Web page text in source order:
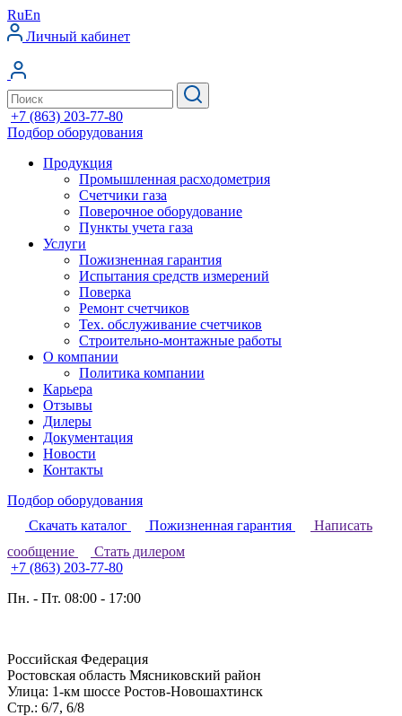
RuEn
Личный кабинет
+7 (863) 203-77-80
Подбор оборудования
Продукция
Промышленная расходометрия
Счетчики газа
Поверочное оборудование
Пункты учета газа
Услуги
Пожизненная гарантия
Испытания средств измерений
Поверка
Ремонт счетчиков
Тех. обслуживание счетчиков
Строительно-монтажные работы
О компании
Политика компании
Карьера
Отзывы
Дилеры
Документация
Новости
Контакты
Подбор оборудования
Скачать каталог
Пожизненная гарантия
Написать
сообщение
Стать дилером
+7 (863) 203-77-80
Пн. - Пт. 08:00 - 17:00
Российская Федерация
Ростовская область Мясниковский район
Улица: 1-км шоссе Ростов-Новошахтинск
Стр.: 6/7, 6/8